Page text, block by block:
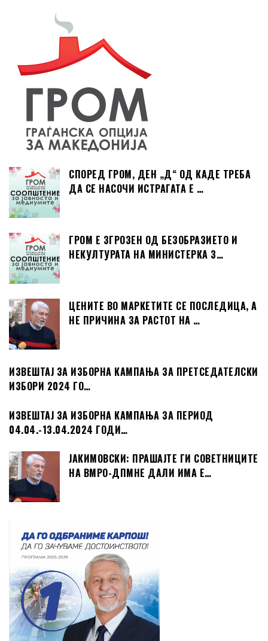
СПОРЕД ГРОМ, ДЕН „Д“ ОД КАДЕ ТРЕБА
ДА СЕ НАСОЧИ ИСТРАГАТА Е …
ГРОМ Е ЗГРОЗЕН ОД БЕЗОБРАЗИЕТО И
НЕКУЛТУРАТА НА МИНИСТЕРКА З…
ЦЕНИТЕ ВО МАРКЕТИТЕ СЕ ПОСЛЕДИЦА, А
НЕ ПРИЧИНА ЗА РАСТОТ НА …
ИЗВЕШТАЈ ЗА ИЗБОРНА КАМПАЊА ЗА ПРЕТСЕДАТЕЛСКИ
ИЗБОРИ 2024 ГО…
ИЗВЕШТАЈ ЗА ИЗБОРНА КАМПАЊА ЗА ПЕРИОД
04.04.-13.04.2024 ГОДИ…
ЈАКИМОВСКИ: ПРАШАЈТЕ ГИ СОВЕТНИЦИТЕ
НА ВМРО-ДПМНЕ ДАЛИ ИМА Е…